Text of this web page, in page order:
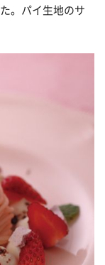
。パイ生地のサ